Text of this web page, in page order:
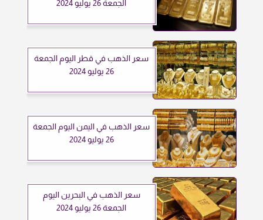
الجمعة 26 يوليو 2024
سعر الذهب في قطر اليوم الجمعة
26 يوليو 2024
سعر الذهب في اليمن اليوم الجمعة
26 يوليو 2024
سعر الذهب في البحرين اليوم
الجمعة 26 يوليو 2024